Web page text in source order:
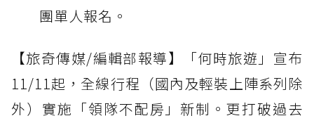
團單人報名。
【旅奇傳媒/編輯部報導】「何時旅遊」宣布
11/11起，全線行程（國內及輕裝上陣系列除
外）實施「領隊不配房」新制。更打破過去